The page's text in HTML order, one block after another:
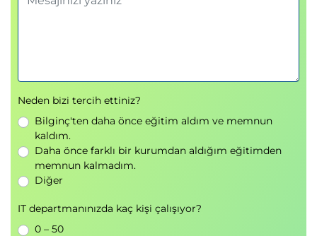
Neden bizi tercih ettiniz?
Bilginç'ten daha önce eğitim aldım ve memnun
kaldım.
Daha önce farklı bir kurumdan aldığım eğitimden
memnun kalmadım.
Diğer
IT departmanınızda kaç kişi çalışıyor?
0 – 50